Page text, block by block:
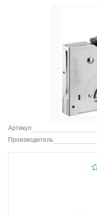
Артикул
Производитель